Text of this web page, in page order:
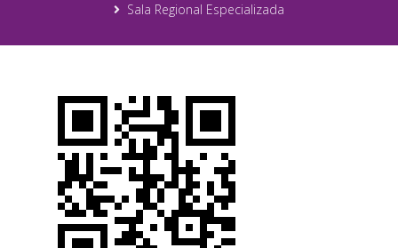
Sala Regional Especializada